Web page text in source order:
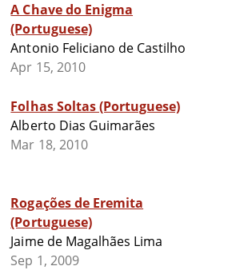
A Chave do Enigma
(Portuguese)
Antonio Feliciano de Castilho
Apr 15, 2010
Folhas Soltas (Portuguese)
Alberto Dias Guimarães
Mar 18, 2010
Rogações de Eremita
(Portuguese)
Jaime de Magalhães Lima
Sep 1, 2009